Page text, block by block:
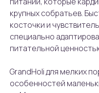
крупных собратьев.
косточки и
специально
питательной
GrandHoli для мелких
особенностей